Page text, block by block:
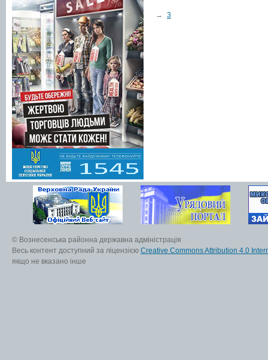
→ 3
© Вознесенська районна державна адміністрація
Весь контент доступний за ліцензією Creative Commons Attribution 4.0
якщо не вказано інше